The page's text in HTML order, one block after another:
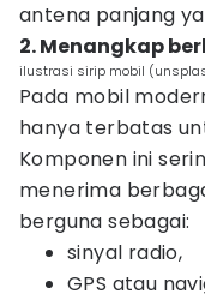
antena panjang
2. Menangkap
ilustrasi sirip mobil
Pada mobil
hanya terbatas
Komponen ini
menerima
berguna sebagai:
sinyal radio,
GPS atau